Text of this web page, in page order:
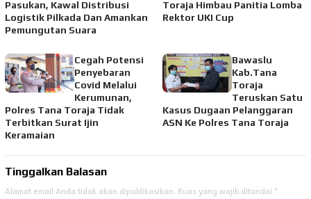
Pasukan, Kawal Distribusi
Logistik Pilkada Dan Amankan
Pemungutan Suara
Toraja Himbau Panitia Lomba
Rektor UKI Cup
Cegah Potensi
Penyebaran
Covid Melalui
Kerumunan,
Polres Tana Toraja Tidak
Terbitkan Surat Ijin
Keramaian
Bawaslu
Kab.Tana
Toraja
Teruskan Satu
Kasus Dugaan Pelanggaran
ASN Ke Polres Tana Toraja
Tinggalkan Balasan
Alamat email Anda tidak akan dipublikasikan. Ruas yang wajib ditandai *